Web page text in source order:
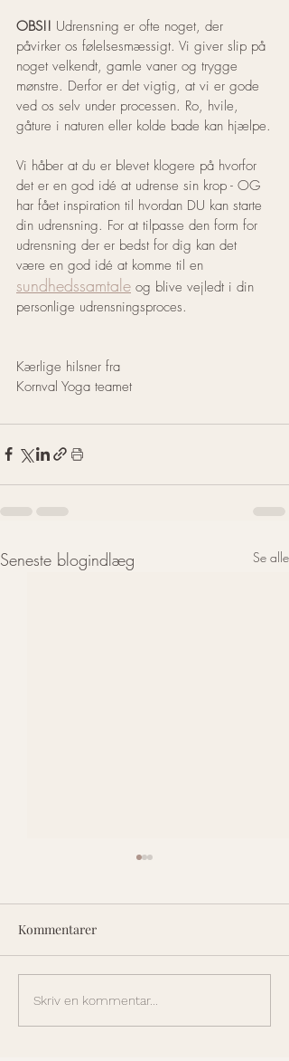
OBS!! Udrensning er ofte noget, der
påvirker os følelsesmæssigt. Vi giver slip på
noget velkendt, gamle vaner og trygge
mønstre. Derfor er det vigtig, at vi er gode
ved os selv under processen. Ro, hvile,
gåture i naturen eller kolde bade kan hjælpe.
Vi håber at du er blevet klogere på hvorfor
det er en god idé at udrense sin krop - OG
har fået inspiration til hvordan DU kan starte
din udrensning. For at tilpasse den form for
udrensning der er bedst for dig kan det
være en god idé at komme til en
sundhedssamtale og blive vejledt i din
personlige udrensningsproces.
Kærlige hilsner fra
Kornval Yoga teamet
Seneste blogindlæg Se alle
Udforsk fordelene ved
lydhealing forløb 1-1
Kommentarer
Skriv en kommentar...